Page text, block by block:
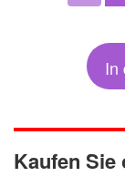
In
Kaufen Sie